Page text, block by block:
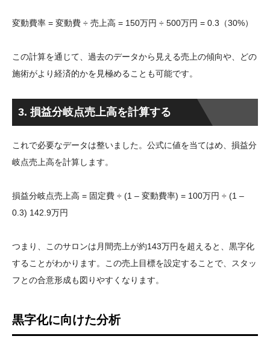
変動費率 = 変動費 ÷ 売上高 = 150万円 ÷ 500万円 = 0.3（30%）
この計算を通じて、過去のデータから見える売上の傾向や、どの
施術がより経済的かを見極めることも可能です。
3. 損益分岐点売上高を計算する
これで必要なデータは整いました。公式に値を当てはめ、損益分
岐点売上高を計算します。
損益分岐点売上高 = 固定費 ÷ (1 – 変動費率) = 100万円 ÷ (1 –
0.3) 142.9万円
つまり、このサロンは月間売上が約143万円を超えると、黒字化
することがわかります。この売上目標を設定することで、スタッ
フとの合意形成も図りやすくなります。
黒字化に向けた分析